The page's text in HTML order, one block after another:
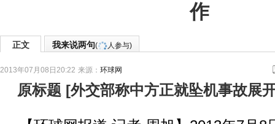
作
正文 我来说两句( 人参与)
2013年07月08日20:22 来源： 环球网
原标题 [外交部称中方正就坠机事故展